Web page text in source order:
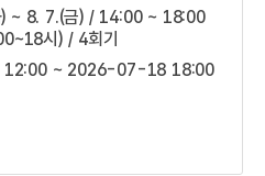
~ 8. 7.(금) / 14:00 ~ 18:00
시) / 4회기
~ 2026-07-18 18:00